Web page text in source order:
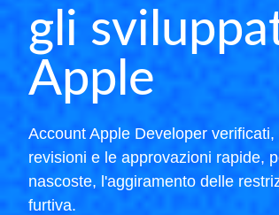
gli
Apple
Account Apple Developer
revisioni e le approvazioni rapide,
nascoste, l'aggiramento delle
furtiva.